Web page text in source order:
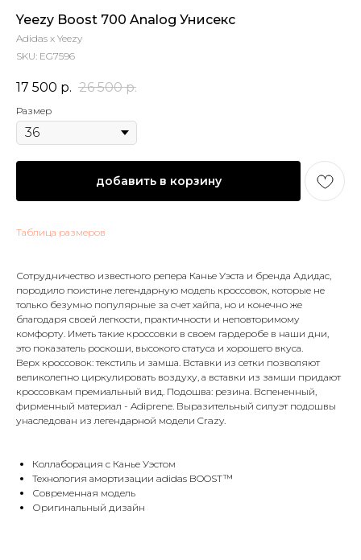
Yeezy Boost 700 Analog Унисекс
Adidas x Yeezy
SKU: EG7596
17 500 р. 26 500 р.
Размер
добавить в корзину
Таблица размеров
Сотрудничество известного репера Канье Уэста и бренда Адидас,
породило поистине легендарную модель кроссовок, которые не
только безумно популярные за счет хайпа, но и конечно же
благодаря своей легкости, практичности и неповторимому
комфорту. Иметь такие кроссовки в своем гардеробе в наши дни,
это показатель роскоши, высокого статуса и хорошего вкуса.
Верх кроссовок: текстиль и замша. Вставки из сетки позволяют
великолепно циркулировать воздуху, а вставки из замши придают
кроссовкам премиальный вид. Подошва: резина. Вспененный,
фирменный материал - Adiprene. Выразительный силуэт подошвы
унаследован из легендарной модели Crazy.
Коллаборация с Канье Уэстом
Технология амортизации adidas BOOST™
Современная модель
Оригинальный дизайн